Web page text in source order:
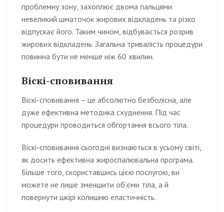
проблемну зону, захоплює двома пальцями
невеликий шматочок жирових відкладень та різко
відпускає його. Таким чином, відбувається розрив
жирових відкладень. Загальна тривалість процедури
повинна бути не менше ніж 60 хвилин.
Віскі-сповивання
Віскі-сповивання – це абсолютно безболісна, але
дуже ефективна методика схуднення. Під час
процедури проводиться обгортання всього тіла.
Віскі-сповивання сьогодні визнаються в усьому світі,
як досить ефективна жироспалювальна програма.
Більше того, скориставшись цією послугою, ви
можете не лише зменшити об’єми тіла, а й
повернути шкірі колишню еластичність.